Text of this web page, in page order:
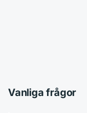
Vanliga frågor